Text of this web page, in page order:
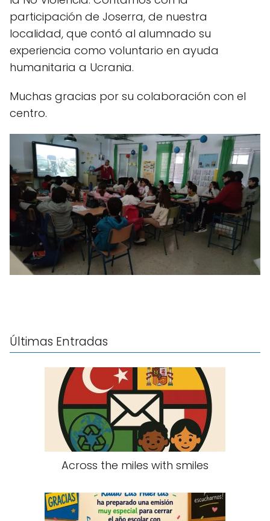
participación de Joserra, de nuestra
localidad, que contó al alumnado su
experiencia como voluntario en ayuda
humanitaria a Ucrania.
Muchas gracias por su colaboración con el
centro.
Últimas Entradas
Across the miles with smiles